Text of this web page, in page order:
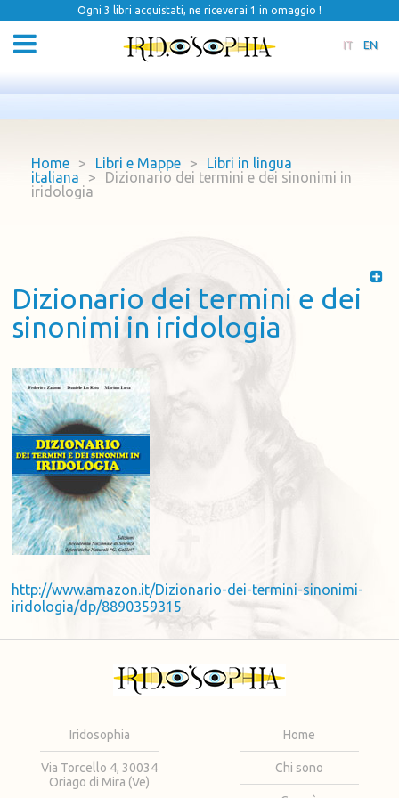
Ogni 3 libri acquistati, ne riceverai 1 in omaggio !
IT EN
Home > Libri e Mappe >
Libri in lingua
italiana
>
Dizionario dei termini e dei sinonimi in
iridologia
Dizionario dei termini e dei
sinonimi in iridologia
http://www.amazon.it/Dizionario-dei-termini-sinonimi-
iridologia/dp/8890359315
Iridosophia
Via Torcello 4, 30034
Oriago di Mira (Ve)
Home
Chi sono